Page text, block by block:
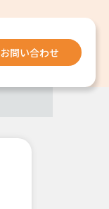
お問い合わせ